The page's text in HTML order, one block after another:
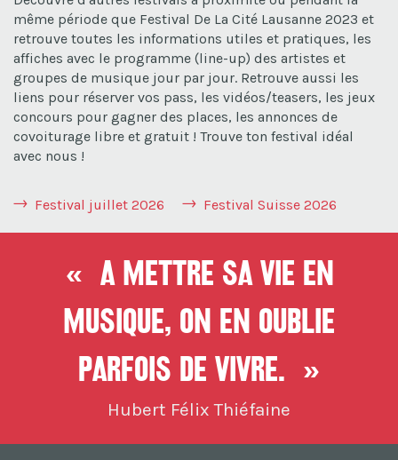
même période que Festival De La Cité Lausanne 2023 et
retrouve toutes les informations utiles et pratiques, les
affiches avec le programme (line-up) des artistes et
groupes de musique jour par jour. Retrouve aussi les
liens pour réserver vos pass, les vidéos/teasers, les jeux
concours pour gagner des places, les annonces de
covoiturage libre et gratuit ! Trouve ton festival idéal
avec nous !
Festival juillet 2026 Festival Suisse 2026
« A mettre sa vie en
musique, On en oublie
parfois de vivre. »
Hubert Félix Thiéfaine